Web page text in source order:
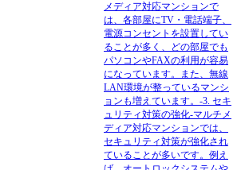
メディア対応マンションで
は、各部屋にTV・電話端子、
電源コンセントを設置してい
ることが多く、どの部屋でも
パソコンやFAXの利用が容易
になっています。また、無線
LAN環境が整っているマンシ
ョンも増えています。-3. セキ
ュリティ対策の強化-マルチメ
ディア対応マンションでは、
セキュリティ対策が強化され
ていることが多いです。例え